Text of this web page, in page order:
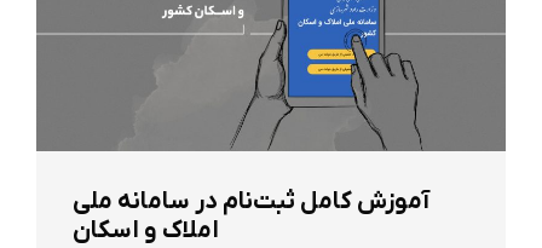
آموزش کامل ثبت‌نام در سامانه ملی
املاک و اسکان